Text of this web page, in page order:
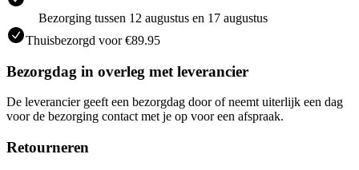
Bezorging tussen 12 augustus en 17 augustus
Thuisbezorgd voor €89.95
Bezorgdag in overleg met leverancier
De leverancier geeft een bezorgdag door of neemt uiterlijk een dag
voor de bezorging contact met je op voor een afspraak.
Retourneren